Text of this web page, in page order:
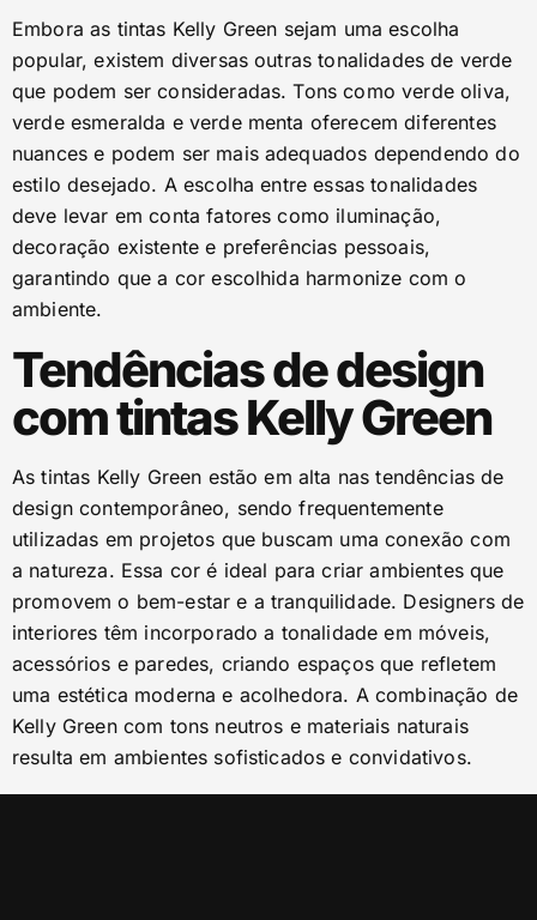
Embora as tintas Kelly Green sejam uma escolha
popular, existem diversas outras tonalidades de verde
que podem ser consideradas. Tons como verde oliva,
verde esmeralda e verde menta oferecem diferentes
nuances e podem ser mais adequados dependendo do
estilo desejado. A escolha entre essas tonalidades
deve levar em conta fatores como iluminação,
decoração existente e preferências pessoais,
garantindo que a cor escolhida harmonize com o
ambiente.
Tendências de design
com tintas Kelly Green
As tintas Kelly Green estão em alta nas tendências de
design contemporâneo, sendo frequentemente
utilizadas em projetos que buscam uma conexão com
a natureza. Essa cor é ideal para criar ambientes que
promovem o bem-estar e a tranquilidade. Designers de
interiores têm incorporado a tonalidade em móveis,
acessórios e paredes, criando espaços que refletem
uma estética moderna e acolhedora. A combinação de
Kelly Green com tons neutros e materiais naturais
resulta em ambientes sofisticados e convidativos.